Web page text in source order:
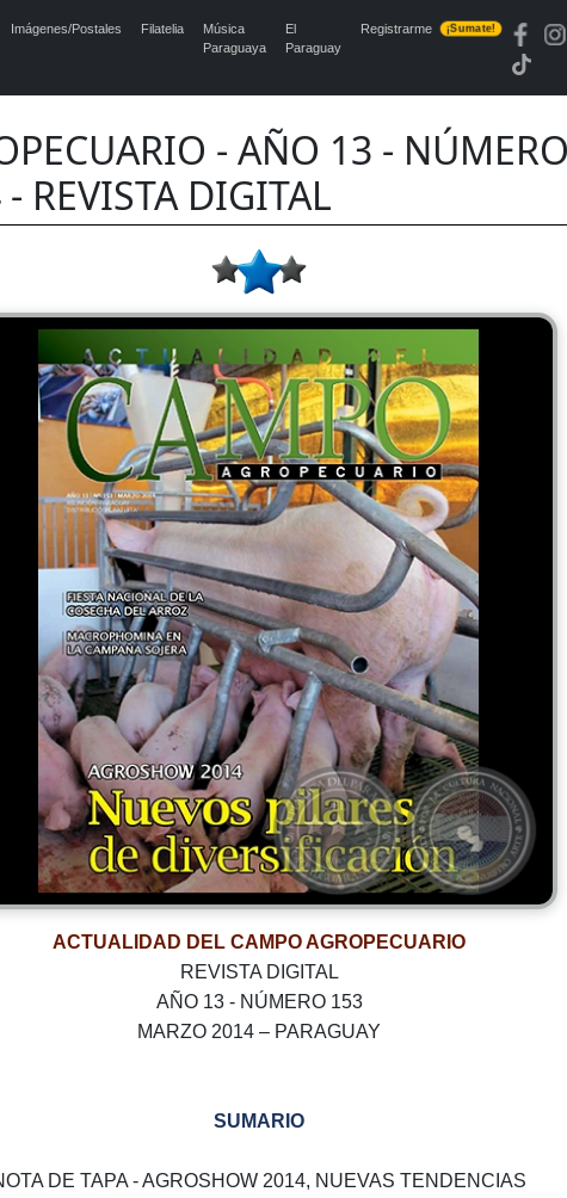
Imágenes/Postales Filatelia
Música
Paraguaya
El
Paraguay
Registrarme ¡Sumate!
- AÑO 13 -
REVISTA DIGITAL
ACTUALIDAD DEL CAMPO AGROPECUARIO
REVISTA DIGITAL
AÑO 13 - NÚMERO 153
MARZO 2014 – PARAGUAY
SUMARIO
DE TAPA - AGROSHOW 2014, NUEVAS TENDENCIAS